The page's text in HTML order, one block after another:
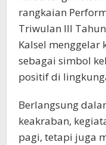
rangkaian
Triwulan III
Kalsel menggelar
sebagai simbol
positif di
Berlangsung
keakraban,
pagi, tetapi juga